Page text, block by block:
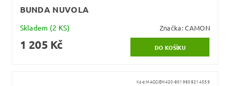
BUNDA NUVOLA
Skladem (2 KS) Značka:CAMON
1 205 Kč
Kód:MAGGIEM420-8019808214559